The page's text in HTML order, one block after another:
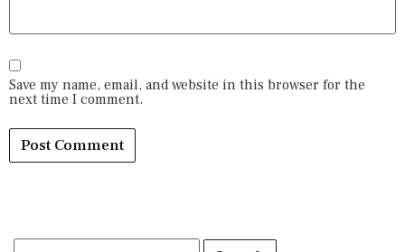
Save my name, email, and website in this browser for the
next time I comment.